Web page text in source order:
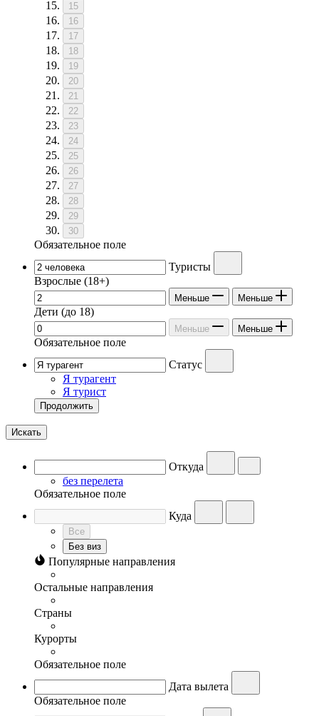
15
16
17
18
19
20
21
22
23
24
25
26
27
28
29
30
Обязательное поле
Туристы
Взрослые (18+)
Меньше Меньше
Дети (до 18)
Меньше Меньше
Обязательное поле
Статус
Я турагент
Я турист
Продолжить
Искать
Откуда
без перелета
Обязательное поле
Куда
Все
Без виз
Популярные направления
Остальные направления
Страны
Курорты
Обязательное поле
Дата вылета
Обязательное поле